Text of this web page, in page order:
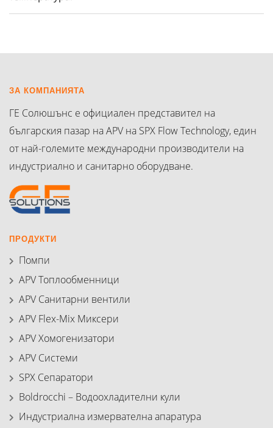
ЗА КОМПАНИЯТА
ГЕ Солюшънс е официален представител на
българския пазар на APV на SPX Flow Technology, един
от най-големите международни производители на
индустриално и санитарно оборудване.
ПРОДУКТИ
Помпи
APV Топлообменници
APV Санитарни вентили
APV Flex-Mix Миксери
APV Хомогенизатори
APV Системи
SPX Сепаратори
Boldrocchi – Водоохладителни кули
Индустриална измервателна апаратура